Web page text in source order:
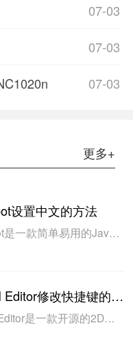
07-03
07-03
07-03
更多+
设置中文的方法
Greenfoot是一款简单易用的Java开发环境，该软件界面清爽简约，既可以作为一个开发框使用，也能够作为集成开发环境使用，操作起来十分简单。这款软件支持多种语言，但是默认的语言是英文，因此将该软件下载到电脑上的时候，会发现软件的界面语言是英文版本的，这对于英语基础较差的朋友来说，使用这款软件就会...
Egret UI Editor修改快捷键的方法
Egret UI Editor是一款开源的2D游戏开发代码编辑软件，其主要功能是针对Egret项目中的Exml皮肤文件进行可视化编辑，功能十分强大。我们在使用这款软件的过程中，可以将一些常用操作设置快捷键，这样就可以简化编程，从而提高代码编辑的工作效率。但是这款软件在日常生活中使用得不多，并且专业性...